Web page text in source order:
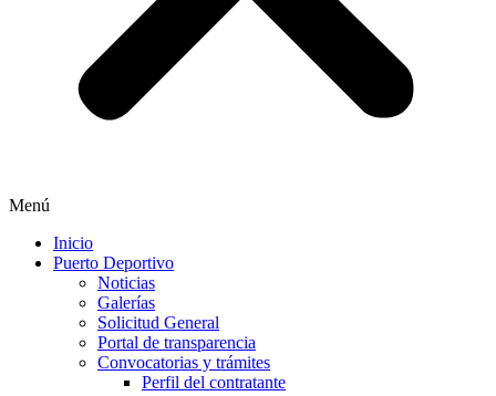
Menú
Inicio
Puerto Deportivo
Noticias
Galerías
Solicitud General
Portal de transparencia
Convocatorias y trámites
Perfil del contratante